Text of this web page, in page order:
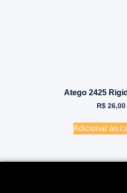
Atego 2425
R$ 26,00
Adicionar ao